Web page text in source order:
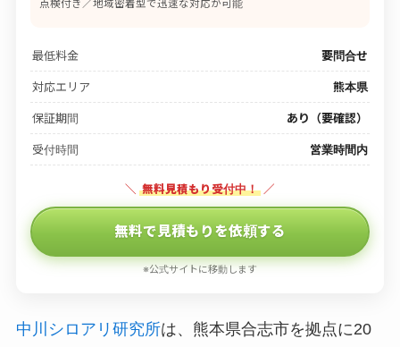
点検付き／地域密着型で迅速な対応が可能
最低料金 要問合せ
対応エリア 熊本県
保証期間 あり（要確認）
受付時間 営業時間内
＼ 無料見積もり受付中！ ／
無料で見積もりを依頼する
※公式サイトに移動します
中川シロアリ研究所は、熊本県合志市を拠点に20